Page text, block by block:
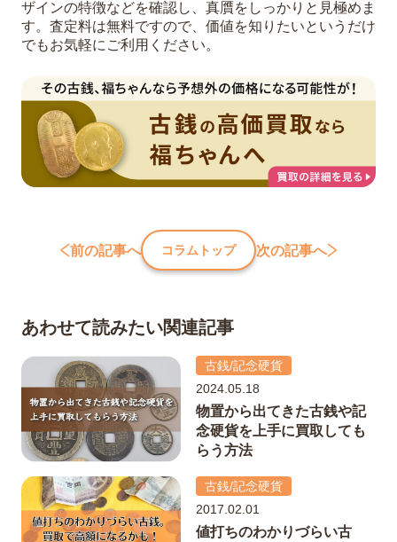
ザインの特徴などを確認し、真贋をしっかりと見極めま
す。査定料は無料ですので、価値を知りたいというだけ
でもお気軽にご利用ください。
前の記事へ コラムトップ 次の記事へ
あわせて読みたい関連記事
古銭/記念硬貨
2024.05.18
物置から出てきた古銭や記
念硬貨を上手に買取しても
らう方法
古銭/記念硬貨
2017.02.01
値打ちのわかりづらい古